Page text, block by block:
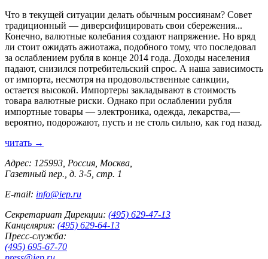
Что в текущей ситуации делать обычным россиянам? Совет
традиционный — диверсифицировать свои сбережения...
Конечно, валютные колебания создают напряжение. Но вряд
ли стоит ожидать ажиотажа, подобного тому, что последовал
за ослаблением рубля в конце 2014 года. Доходы населения
падают, снизился потребительский спрос. А наша зависимость
от импорта, несмотря на продовольственные санкции,
остается высокой. Импортеры закладывают в стоимость
товара валютные риски. Однако при ослаблении рубля
импортные товары — электроника, одежда, лекарства,—
вероятно, подорожают, пусть и не столь сильно, как год назад.
читать →
Адрес: 125993, Россия, Москва,
Газетный пер., д. 3-5, стр. 1
E-mail: info@iep.ru
Секретариат Дирекции: (495) 629-47-13
Канцелярия: (495) 629-64-13
Пресс-служба:
(495) 695-67-70